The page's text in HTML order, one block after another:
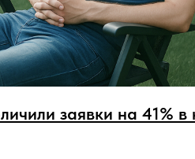
заявки на 41%